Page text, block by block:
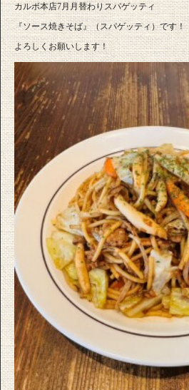
カルボ本店7月月替わりスパゲッティ
『ソース焼きそば』（スパゲッティ）です！
よろしくお願いします！